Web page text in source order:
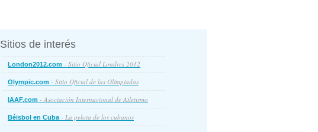
Sitios de interés
London2012.com - Sitio Oficial Londres 2012
Olympic.com - Sitio Oficial de las Olimpiadas
IAAF.com - Asociación Internacional de Atletismo
Béisbol en Cuba- La pelota de los cubanos